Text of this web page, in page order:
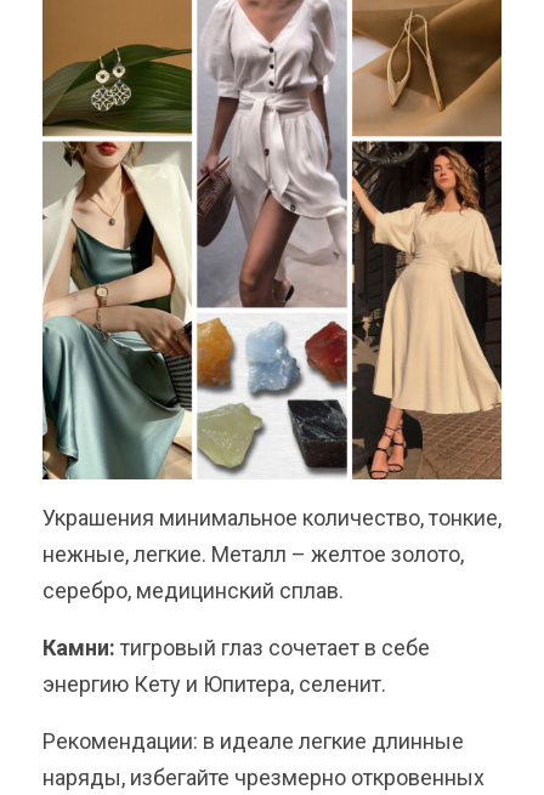
Украшения минимальное количество, тонкие,
нежные, легкие. Металл – желтое золото,
серебро, медицинский сплав.
Камни: тигровый глаз сочетает в себе
энергию Кету и Юпитера, селенит.
Рекомендации: в идеале легкие длинные
наряды, избегайте чрезмерно откровенных